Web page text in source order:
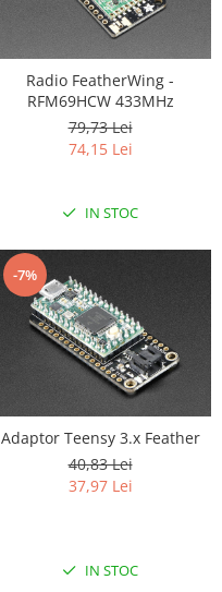
Radio FeatherWing -
RFM69HCW 433MHz
79,73 Lei
74,15 Lei
IN STOC
-7%
Adaptor Teensy 3.x Feather
40,83 Lei
37,97 Lei
IN STOC